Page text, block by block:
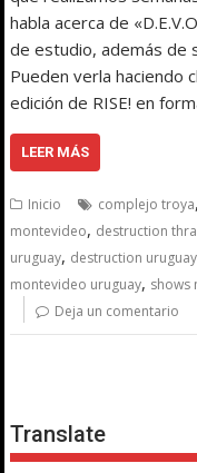
habla acerca de
de estudio, además de
Pueden verla haciendo
edición de RISE! en
LEER MÁS
Inicio complejo troya,
montevideo, destruction
uruguay, destruction
montevideo uruguay, shows
Deja un comentario
Translate